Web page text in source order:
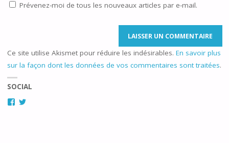
Prévenez-moi de tous les nouveaux articles par e-mail.
Ce site utilise Akismet pour réduire les indésirables. En savoir plus
sur la façon dont les données de vos commentaires sont traitées.
SOCIAL
Facebook